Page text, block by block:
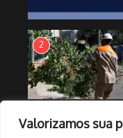
Valorizamos sua
2
3